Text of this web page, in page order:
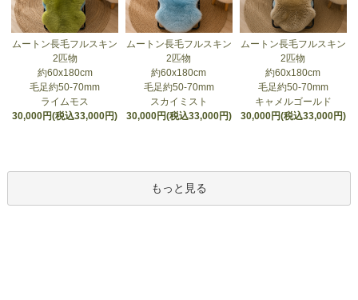
ムートン長毛フルスキン
2匹物
約60x180cm
毛足約50-70mm
ライムモス
30,000円(税込33,000円)
ムートン長毛フルスキン
2匹物
約60x180cm
毛足約50-70mm
スカイミスト
30,000円(税込33,000円)
ムートン長毛フルスキン
2匹物
約60x180cm
毛足約50-70mm
キャメルゴールド
30,000円(税込33,000円)
もっと見る